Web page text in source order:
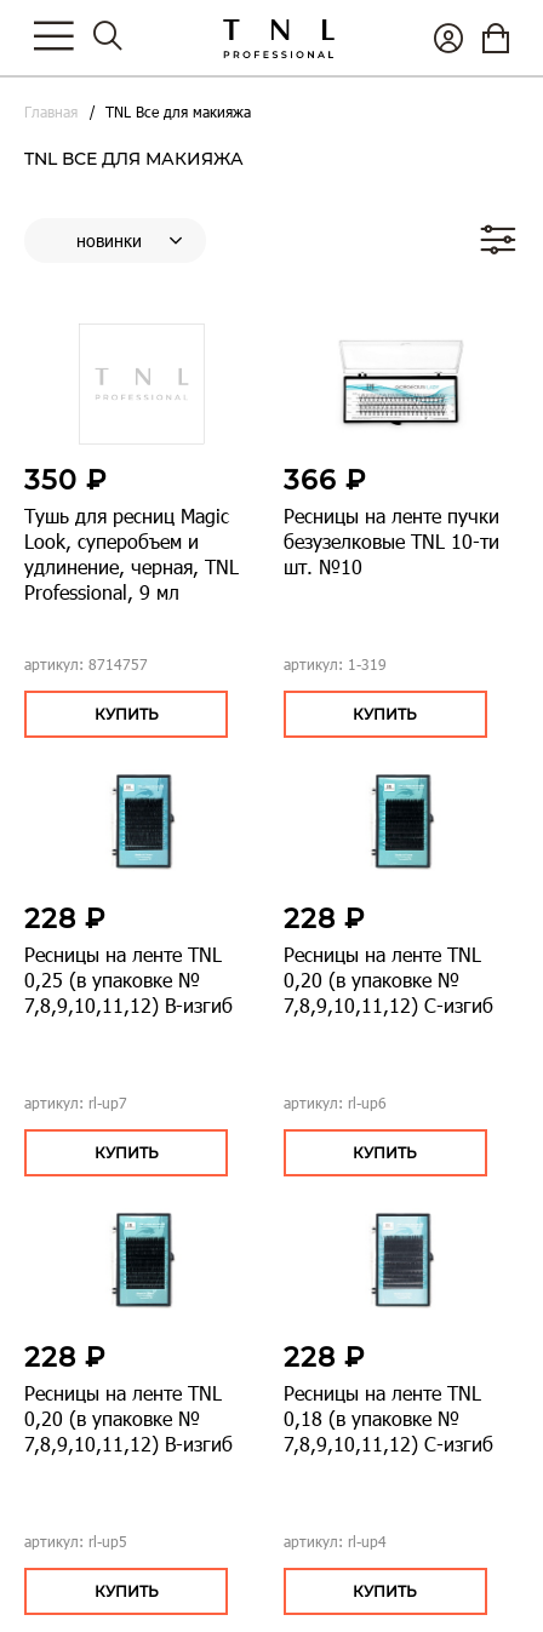
Главная TNL Все для макияжа
TNL ВСЕ ДЛЯ МАКИЯЖА
350 ₽
Тушь для ресниц Magic
Look, суперобъем и
удлинение, черная, TNL
Professional, 9 мл
артикул: 8714757
КУПИТЬ
366 ₽
Ресницы на ленте пучки
безузелковые TNL 10-ти
шт. №10
артикул: 1-319
КУПИТЬ
228 ₽
Ресницы на ленте TNL
0,25 (в упаковке №
7,8,9,10,11,12) В-изгиб
артикул: rl-up7
КУПИТЬ
228 ₽
Ресницы на ленте TNL
0,20 (в упаковке №
7,8,9,10,11,12) С-изгиб
артикул: rl-up6
КУПИТЬ
228 ₽
Ресницы на ленте TNL
0,20 (в упаковке №
7,8,9,10,11,12) В-изгиб
артикул: rl-up5
КУПИТЬ
228 ₽
Ресницы на ленте TNL
0,18 (в упаковке №
7,8,9,10,11,12) С-изгиб
артикул: rl-up4
КУПИТЬ